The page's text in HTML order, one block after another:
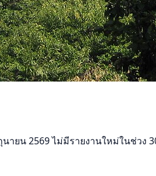
ายน 2569 ไม่มีรายงานใหม่ในช่